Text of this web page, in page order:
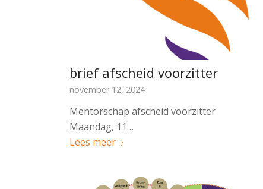
brief afscheid voorzitter
november 12, 2024
Mentorschap afscheid voorzitter
Maandag, 11…
Lees meer